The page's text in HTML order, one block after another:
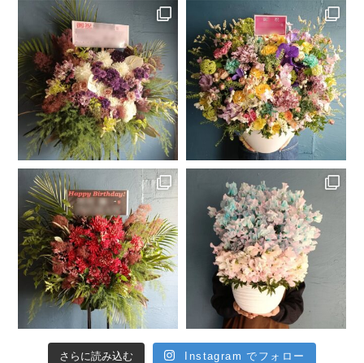
さらに読み込む Instagram でフォロー